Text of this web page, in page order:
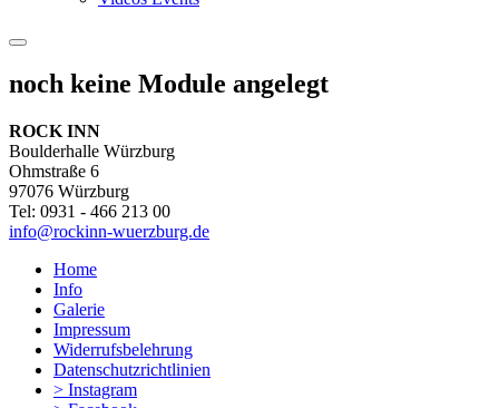
noch keine Module angelegt
ROCK INN
Boulderhalle Würzburg
Ohmstraße 6
97076 Würzburg
Tel: 0931 - 466 213 00
info@rockinn-wuerzburg.de
Home
Info
Galerie
Impressum
Widerrufsbelehrung
Datenschutzrichtlinien
> Instagram